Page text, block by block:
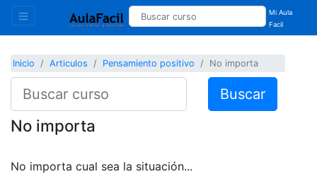
Mi Aula
Facil
Inicio Articulos Pensamiento positivo No importa
Buscar
No importa
No importa cual sea la situación...